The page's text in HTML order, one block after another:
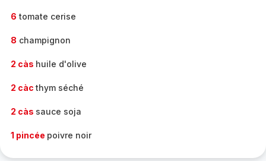
6 tomate cerise
8 champignon
2 càs huile d'olive
2 càc thym séché
2 càs sauce soja
1 pincée poivre noir